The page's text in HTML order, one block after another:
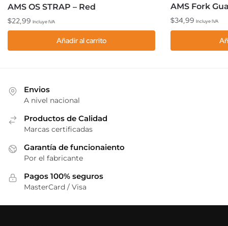
AMS OS STRAP – Red
$22,99 Incluye IVA
Añadir al carrito
AMS Fork
$34,99 Incluye IVA
Envios
A nivel nacional
Productos de Calidad
Marcas certificadas
Garantía de funcionaiento
Por el fabricante
Pagos 100% seguros
MasterCard / Visa